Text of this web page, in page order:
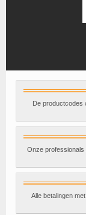
De productcodes
Onze professionals
Alle betalingen